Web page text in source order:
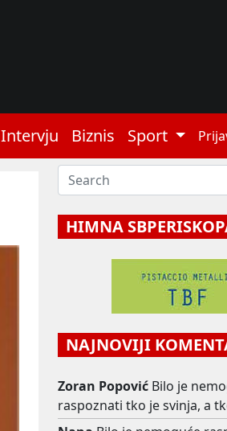
Intervju Biznis Sport
HIMNA
NAJNOVIJI
Zoran Popović Bilo je
raspoznati tko je svinja, a